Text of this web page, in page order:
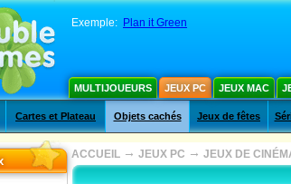
Exemple: Plan it Green
MULTIJOUEURS JEUX PC JEUX MAC
Cartes et Plateau Objets cachés Jeux de fêtes
ACCUEIL → JEUX PC → JEUX DE